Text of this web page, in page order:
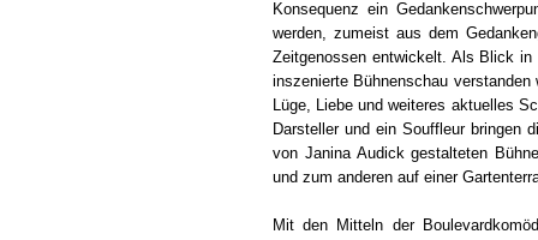
Konsequenz ein
werden, zumeist aus dem
Zeitgenossen entwickelt. Als Blick
inszenierte Bühnenschau
Lüge, Liebe und weiteres aktuelles
Darsteller und ein Souffleur bringen
von Janina Audick gestalteten
und zum anderen auf einer
Mit den Mitteln der